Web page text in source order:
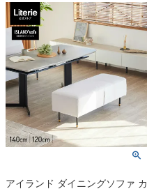
アイランド ダイニングソファ カ